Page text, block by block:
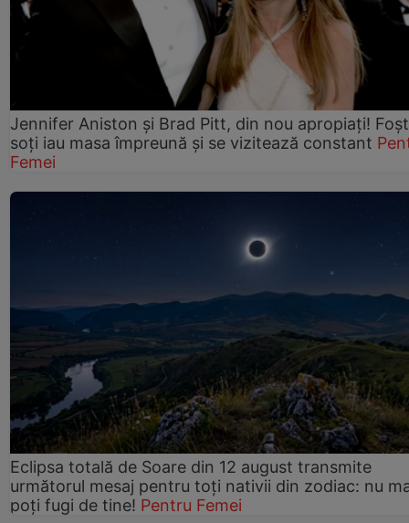
Jennifer Aniston și Brad Pitt, din nou apropiați!
soți iau masa împreună și se vizitează constant
Femei
Eclipsa totală de Soare din 12 august transmite
următorul mesaj pentru toți nativii din zodiac: nu
poți fugi de tine! Pentru Femei